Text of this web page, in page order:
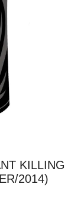
KILLING
2014)